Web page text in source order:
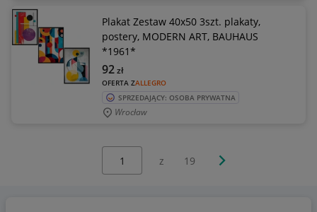
Plakat Zestaw 40x50 3szt. plakaty,
postery, MODERN ART, BAUHAUS
*1961*
OFERTA ZALLEGRO
92zł
SPRZEDAJĄCY: OSOBA PRYWATNA
Wrocław
z 19 Następna strona